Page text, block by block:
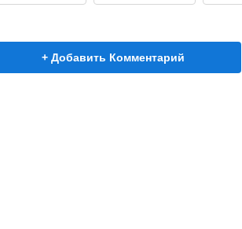
+ Добавить Комментарий